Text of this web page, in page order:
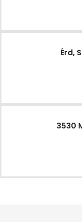
Érd,
3530